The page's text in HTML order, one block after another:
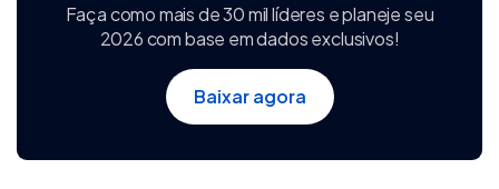
Faça como mais de 30 mil líderes e planeje seu
2026 com base em dados exclusivos!
Baixar agora